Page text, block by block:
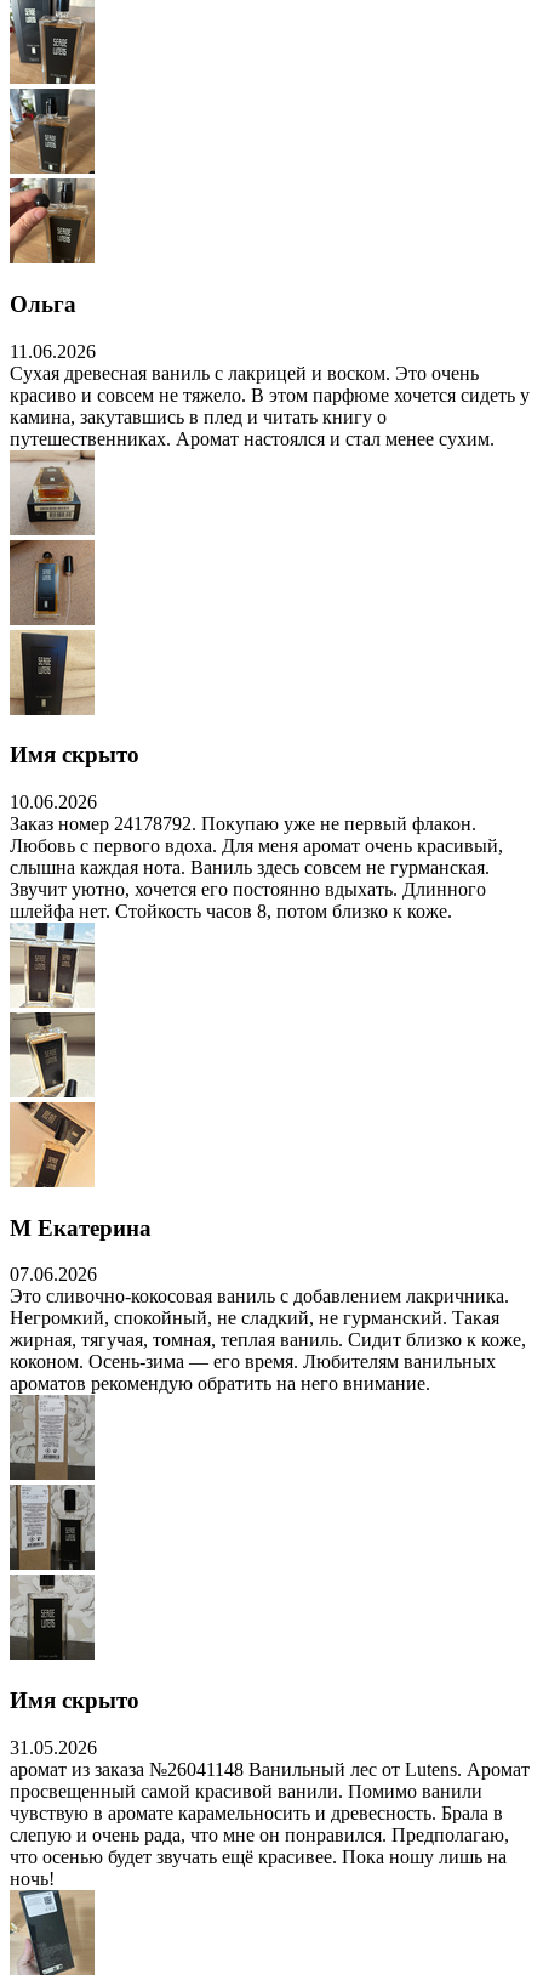
Ольга
11.06.2026
Сухая древесная ваниль с лакрицей и воском. Это очень
красиво и совсем не тяжело. В этом парфюме хочется сидеть у
камина, закутавшись в плед и читать книгу о
путешественниках. Аромат настоялся и стал менее сухим.
Имя скрыто
10.06.2026
Заказ номер 24178792. Покупаю уже не первый флакон.
Любовь с первого вдоха. Для меня аромат очень красивый,
слышна каждая нота. Ваниль здесь совсем не гурманская.
Звучит уютно, хочется его постоянно вдыхать. Длинного
шлейфа нет. Стойкость часов 8, потом близко к коже.
М Екатерина
07.06.2026
Это сливочно-кокосовая ваниль с добавлением лакричника.
Негромкий, спокойный, не сладкий, не гурманский. Такая
жирная, тягучая, томная, теплая ваниль. Сидит близко к коже,
коконом. Осень-зима — его время. Любителям ванильных
ароматов рекомендую обратить на него внимание.
Имя скрыто
31.05.2026
аромат из заказа №26041148 Ванильный лес от Lutens. Аромат
просвещенный самой красивой ванили. Помимо ванили
чувствую в аромате карамельносить и древесность. Брала в
слепую и очень рада, что мне он понравился. Предполагаю,
что осенью будет звучать ещё красивее. Пока ношу лишь на
ночь!